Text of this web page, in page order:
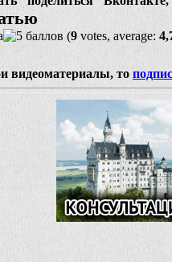
(9 votes, average:
видеоматериалы, то